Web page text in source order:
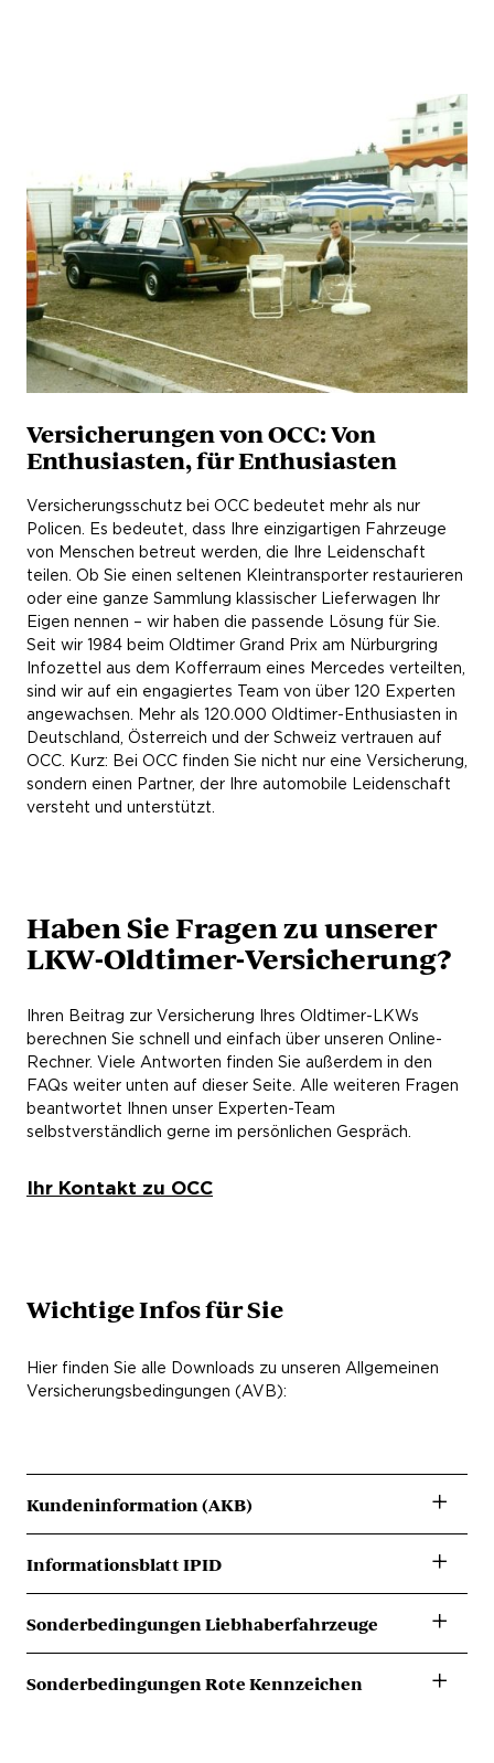
Versicherungen von OCC: Von
Enthusiasten, für Enthusiasten
Versicherungsschutz bei OCC bedeutet mehr als nur
Policen. Es bedeutet, dass Ihre einzigartigen Fahrzeuge
von Menschen betreut werden, die Ihre Leidenschaft
teilen. Ob Sie einen seltenen Kleintransporter restaurieren
oder eine ganze Sammlung klassischer Lieferwagen Ihr
Eigen nennen – wir haben die passende Lösung für Sie.
Seit wir 1984 beim Oldtimer Grand Prix am Nürburgring
Infozettel aus dem Kofferraum eines Mercedes verteilten,
sind wir auf ein engagiertes Team von über 120 Experten
angewachsen. Mehr als 120.000 Oldtimer-Enthusiasten in
Deutschland, Österreich und der Schweiz vertrauen auf
OCC. Kurz: Bei OCC finden Sie nicht nur eine Versicherung,
sondern einen Partner, der Ihre automobile Leidenschaft
versteht und unterstützt.
Haben Sie Fragen zu unserer
LKW-Oldtimer-Versicherung?
Ihren Beitrag zur Versicherung Ihres Oldtimer-LKWs
berechnen Sie schnell und einfach über unseren Online-
Rechner. Viele Antworten finden Sie außerdem in den
FAQs weiter unten auf dieser Seite. Alle weiteren Fragen
beantwortet Ihnen unser Experten-Team
selbstverständlich gerne im persönlichen Gespräch.
Ihr Kontakt zu OCC
Wichtige Infos für Sie
Hier finden Sie alle Downloads zu unseren Allgemeinen
Versicherungsbedingungen (AVB):
Kundeninformation (AKB)
Informationsblatt IPID
Sonderbedingungen Liebhaberfahrzeuge
Sonderbedingungen Rote Kennzeichen